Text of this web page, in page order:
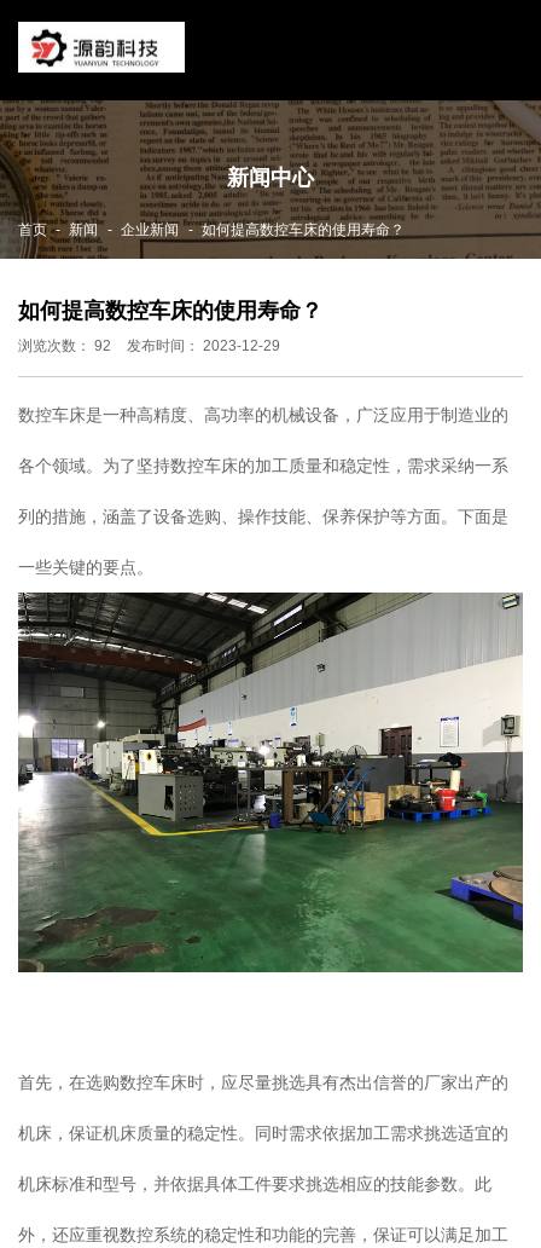
新闻中心
首页 - 新闻 - 企业新闻 - 如何提高数控车床的使用寿命？
如何提高数控车床的使用寿命？
浏览次数： 92 发布时间： 2023-12-29
数控车床是一种高精度、高功率的机械设备，广泛应用于制造业的
各个领域。为了坚持数控车床的加工质量和稳定性，需求采纳一系
列的措施，涵盖了设备选购、操作技能、保养保护等方面。下面是
一些关键的要点。
首先，在选购数控车床时，应尽量挑选具有杰出信誉的厂家出产的
机床，保证机床质量的稳定性。同时需求依据加工需求挑选适宜的
机床标准和型号，并依据具体工件要求挑选相应的技能参数。此
外，还应重视数控系统的稳定性和功能的完善，保证可以满足加工